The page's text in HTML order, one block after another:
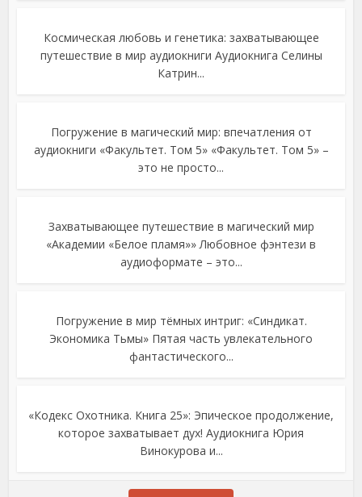
Космическая любовь и генетика: захватывающее
путешествие в мир аудиокниги Аудиокнига Селины
Катрин...
Погружение в магический мир: впечатления от
аудиокниги «Факультет. Том 5» «Факультет. Том 5» –
это не просто...
Захватывающее путешествие в магический мир
«Академии «Белое пламя»» Любовное фэнтези в
аудиоформате – это...
Погружение в мир тёмных интриг: «Синдикат.
Экономика Тьмы» Пятая часть увлекательного
фантастического...
«Кодекс Охотника. Книга 25»: Эпическое продолжение,
которое захватывает дух! Аудиокнига Юрия
Винокурова и...